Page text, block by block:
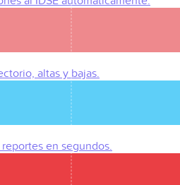
altas y bajas.
en segundos.